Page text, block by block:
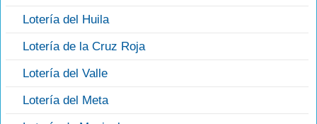
Lotería del Huila
Lotería de la Cruz Roja
Lotería del Valle
Lotería del Meta